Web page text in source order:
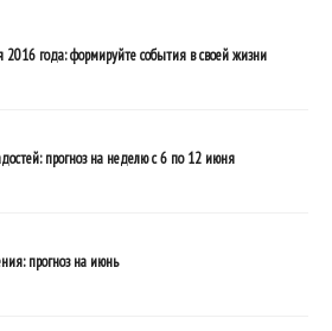
года: формируйте события в своей жизни
прогноз на неделю с 6 по 12 июня
прогноз на июнь